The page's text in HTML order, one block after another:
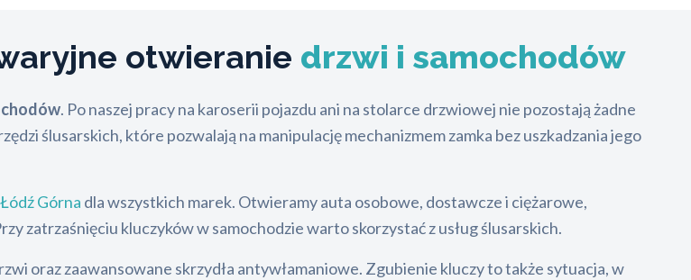
otwieranie drzwi i samochodów
. Po naszej pracy na karoserii pojazdu ani na stolarce drzwiowej nie pozostają żadne
ślusarskich, które pozwalają na manipulację mechanizmem zamka bez uszkadzania jego
Górna dla wszystkich marek. Otwieramy auta osobowe, dostawcze i ciężarowe,
zatrzaśnięciu kluczyków w samochodzie warto skorzystać z usług ślusarskich.
oraz zaawansowane skrzydła antywłamaniowe. Zgubienie kluczy to także sytuacja, w